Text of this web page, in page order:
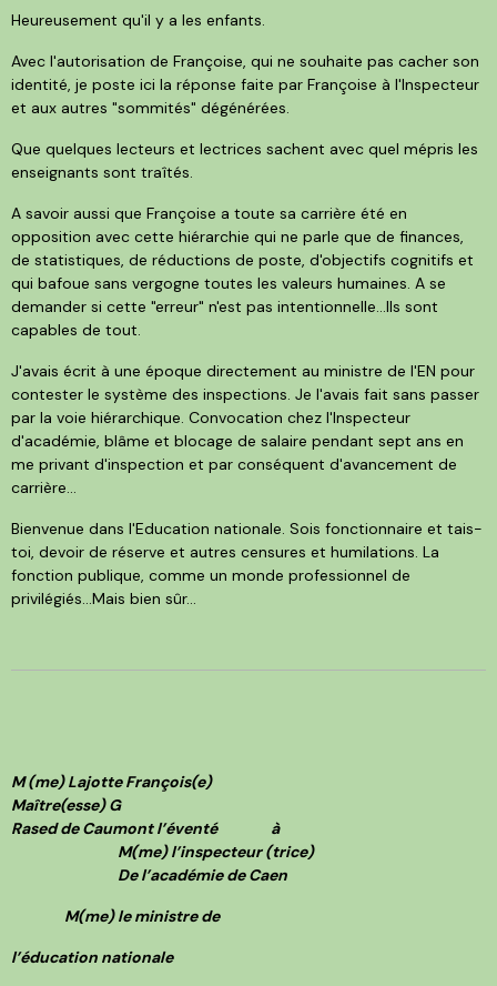
Heureusement qu'il y a les enfants.
Avec l'autorisation de Françoise, qui ne souhaite pas cacher son
identité, je poste ici la réponse faite par Françoise à l'Inspecteur
et aux autres "sommités" dégénérées.
Que quelques lecteurs et lectrices sachent avec quel mépris les
enseignants sont traîtés.
A savoir aussi que Françoise a toute sa carrière été en
opposition avec cette hiérarchie qui ne parle que de finances,
de statistiques, de réductions de poste, d'objectifs cognitifs et
qui bafoue sans vergogne toutes les valeurs humaines. A se
demander si cette "erreur" n'est pas intentionnelle...Ils sont
capables de tout.
J'avais écrit à une époque directement au ministre de l'EN pour
contester le système des inspections. Je l'avais fait sans passer
par la voie hiérarchique. Convocation chez l'Inspecteur
d'académie, blâme et blocage de salaire pendant sept ans en
me privant d'inspection et par conséquent d'avancement de
carrière...
Bienvenue dans l'Education nationale. Sois fonctionnaire et tais-
toi, devoir de réserve et autres censures et humilations. La
fonction publique, comme un monde professionnel de
privilégiés...Mais bien sûr...
M (me) Lajotte François(e)
Maître(esse) G
Rased de Caumont l’éventé à
M(me) l’inspecteur (trice)
De l’académie de Caen
M(me) le ministre de
l’éducation nationale